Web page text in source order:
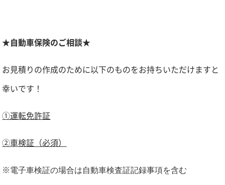
★自動車保険のご相談★
お見積りの作成のために以下のものをお持ちいただけますと
幸いです！
①運転免許証
②車検証（必須）
※電子車検証の場合は自動車検査証記録事項を含む